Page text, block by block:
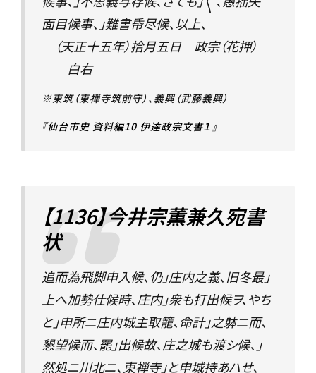
面目候事、」難書帋尽候、以上、
（天正十五年）拾月五日 政宗（花押）
白右
※東筑（東禅寺筑前守）、義興（武藤義興）
『仙台市史 資料編10 伊達政宗文書１』
【1136】今井宗薫兼久宛書
状
追而為飛脚申入候、仍」庄内之義、旧冬最」
上へ加勢仕候時、庄内」衆も打出候ヲ、やち
と」申所ニ庄内城主取籠、命計」之躰ニ而、
懇望候而、罷」出候故、庄之城も渡シ候、」
然処ニ川北ニ、東禅寺」と申城持あハせ、